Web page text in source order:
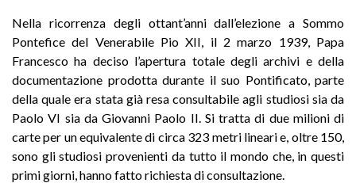
Nella ricorrenza degli ottant’anni dall’elezione a Sommo
Pontefice del Venerabile Pio XII, il 2 marzo 1939, Papa
Francesco ha deciso l’apertura totale degli archivi e della
documentazione prodotta durante il suo Pontificato, parte
della quale era stata già resa consultabile agli studiosi sia da
Paolo VI sia da Giovanni Paolo II. Si tratta di due milioni di
carte per un equivalente di circa 323 metri lineari e, oltre 150,
sono gli studiosi provenienti da tutto il mondo che, in questi
primi giorni, hanno fatto richiesta di consultazione.